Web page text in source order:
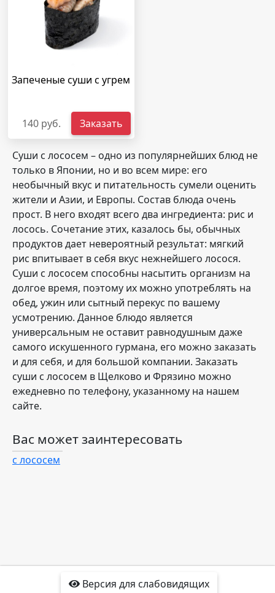
Запеченые суши с угрем
140 руб. Заказать
Суши с лососем – одно из популярнейших блюд не
только в Японии, но и во всем мире: его
необычный вкус и питательность сумели оценить
жители и Азии, и Европы. Состав блюда очень
прост. В него входят всего два ингредиента: рис и
лосось. Сочетание этих, казалось бы, обычных
продуктов дает невероятный результат: мягкий
рис впитывает в себя вкус нежнейшего лосося.
Суши с лососем способны насытить организм на
долгое время, поэтому их можно употреблять на
обед, ужин или сытный перекус по вашему
усмотрению. Данное блюдо является
универсальным не оставит равнодушным даже
самого искушенного гурмана, его можно заказать
и для себя, и для большой компании. Заказать
суши с лососем в Щелково и Фрязино можно
ежедневно по телефону, указанному на нашем
сайте.
Вас может заинтересовать
с лососем
Версия для слабовидящих